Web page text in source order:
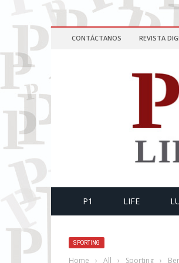
CONTÁCTANOS REVISTA
P1 LIFE
SPORTING
Home › All › Sporting ›